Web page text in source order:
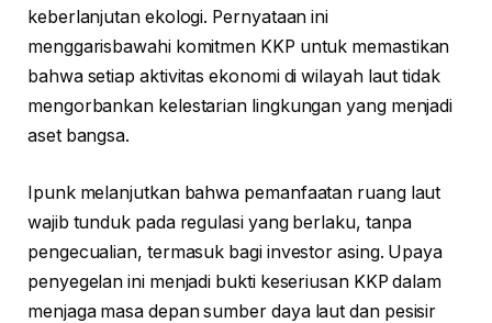
keberlanjutan ekologi. Pernyataan ini
menggarisbawahi komitmen KKP untuk memastikan
bahwa setiap aktivitas ekonomi di wilayah laut tidak
mengorbankan kelestarian lingkungan yang menjadi
aset bangsa.
Ipunk melanjutkan bahwa pemanfaatan ruang laut
wajib tunduk pada regulasi yang berlaku, tanpa
pengecualian, termasuk bagi investor asing. Upaya
penyegelan ini menjadi bukti keseriusan KKP dalam
menjaga masa depan sumber daya laut dan pesisir